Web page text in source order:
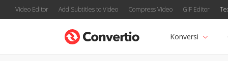
Video Editor Add Subtitles to Video Compress Video GIF Editor
Konversi